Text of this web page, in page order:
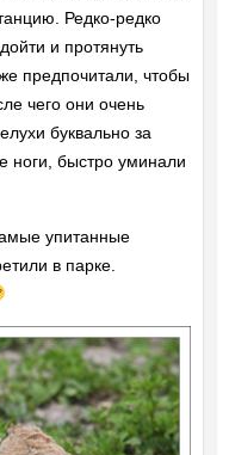
Редко-редко
и протянуть
предпочитали, чтобы
чего они очень
буквально за
ноги, быстро уминали
упитанные
в парке.